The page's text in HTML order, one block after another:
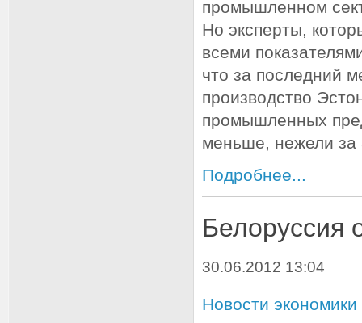
промышленном
Но эксперты,
всеми
что за последний
производство
промышленных
меньше, нежели за
Подробнее...
Белоруссия
30.06.2012 13:04
Новости экономики